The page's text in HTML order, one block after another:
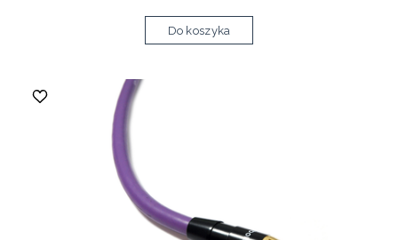
Do koszyka